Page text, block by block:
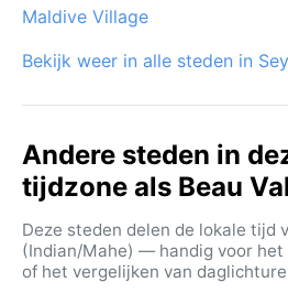
luchtvochtigheid met zich
cyclonen zeldzaam zijn in de
die periode wel stevige
maar over het algemeen blijft
voor een aangename bries,
broeierig zijn met korte, hevige
Maldive Village
Bekijk weer in alle steden in
Andere steden in
tijdzone als Beau
Deze steden delen de lokale tijd
(Indian/Mahe) — handig voor het
of het vergelijken van